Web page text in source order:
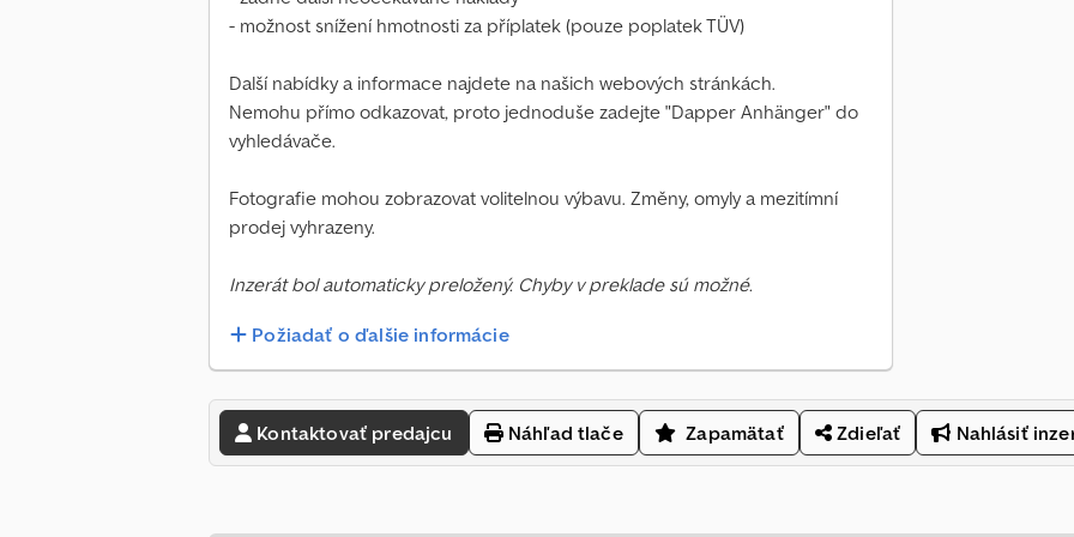
- možnost snížení hmotnosti za příplatek (pouze poplatek TÜV)
Další nabídky a informace najdete na našich webových stránkách.
Nemohu přímo odkazovat, proto jednoduše zadejte "Dapper Anhänger" do
vyhledávače.
Fotografie mohou zobrazovat volitelnou výbavu. Změny, omyly a mezitímní
prodej vyhrazeny.
Inzerát bol automaticky preložený. Chyby v preklade sú možné.
Požiadať o ďalšie informácie
Kontaktovať predajcu Náhľad tlače Zapamätať Zdieľať Nahlásiť